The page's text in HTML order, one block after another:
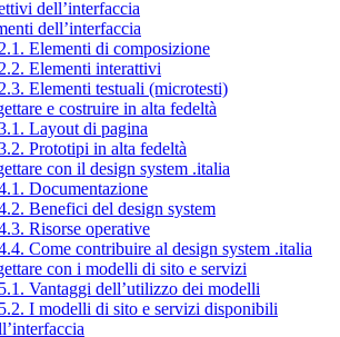
dell’interfaccia
dell’interfaccia
Elementi di composizione
Elementi interattivi
Elementi testuali (microtesti)
e costruire in alta fedeltà
Layout di pagina
Prototipi in alta fedeltà
con il design system .italia
Documentazione
Benefici del design system
Risorse operative
Come contribuire al design system .italia
con i modelli di sito e servizi
Vantaggi dell’utilizzo dei modelli
I modelli di sito e servizi disponibili